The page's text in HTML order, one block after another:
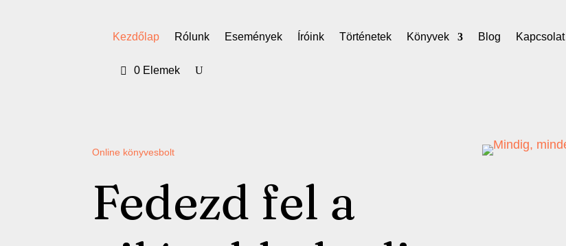
Kezdőlap Rólunk Események Íróink Történetek Könyvek Blog Kapcsolat
0 Elemek
Online könyvesbolt
Fedezd fel a